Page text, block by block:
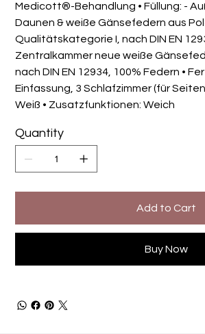
Medicott®-Behandlung • Füllung: -
Daunen & weiße Gänsefedern aus
Qualitätskategorie I, nach DIN EN
Zentralkammer neue weiße
nach DIN EN 12934, 100% Federn •
Einfassung, 3 Schlafzimmer (für
Weiß • Zusatzfunktionen: Weich
Quantity
Add to Cart
Buy Now